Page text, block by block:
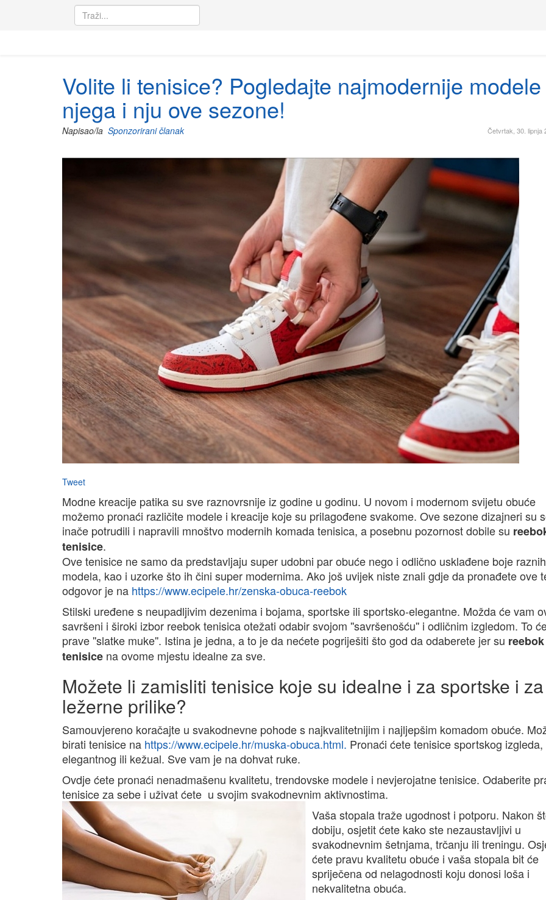
Volite li tenisice? Pogledajte najmodernije
njega i nju ove sezone!
Četvrtak, 30. lipnja
Napisao/la Sponzorirani članak
Tweet
Modne kreacije patika su sve raznovrsnije iz godine u godinu. U novom i modernom svijetu obuće
možemo pronaći različite modele i kreacije koje su prilagođene svakome. Ove sezone dizajneri su
inače potrudili i napravili mnoštvo modernih komada tenisica, a posebnu pozornost dobile su
tenisice.
Ove tenisice ne samo da predstavljaju super udobni par obuće nego i odlično usklađene boje raznih
modela, kao i uzorke što ih čini super modernima. Ako još uvijek niste znali gdje da pronađete ove
odgovor je na https://www.ecipele.hr/zenska-obuca-reebok
Stilski uređene s neupadljivim dezenima i bojama, sportske ili sportsko-elegantne. Možda će vam
savršeni i široki izbor reebok tenisica otežati odabir svojom ''savršenošću'' i odličnim izgledom. To
prave ''slatke muke''. Istina je jedna, a to je da nećete pogriješiti što god da odaberete jer su reebok
tenisice na ovome mjestu idealne za sve.
Možete li zamisliti tenisice koje su idealne i za sportske i za
ležerne prilike?
Samouvjereno koračajte u svakodnevne pohode s najkvalitetnijim i najljepšim komadom obuće.
birati tenisice na https://www.ecipele.hr/muska-obuca.html. Pronaći ćete tenisice sportskog izgleda,
elegantnog ili kežual. Sve vam je na dohvat ruke.
Ovdje ćete pronaći nenadmašenu kvalitetu, trendovske modele i nevjerojatne tenisice. Odaberite
tenisice za sebe i uživat ćete u svojim svakodnevnim aktivnostima.
Vaša stopala traže ugodnost i potporu. Nakon
dobiju, osjetit ćete kako ste nezaustavljivi u
svakodnevnim šetnjama, trčanju ili treningu.
ćete pravu kvalitetu obuće i vaša stopala bit će
spriječena od nelagodnosti koju donosi loša i
nekvalitetna obuća.